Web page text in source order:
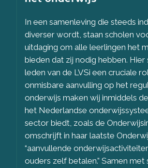
In een samenleving die steeds
diverser wordt, staan scholen
uitdaging om alle leerlingen het
bieden dat zij nodig hebben. Hier
leden van de LVSi een cruciale
onmisbare aanvulling op het
onderwijs maken wij inmiddels
het Nederlandse
sector biedt, zoals de
omschrijft in haar laatste
“aanvullende
ouders zelf betalen.” Samen met